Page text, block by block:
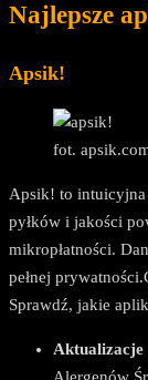
Najlepsze
Apsik!
fot.
Apsik! to intuicyjna
pyłków i jakości
mikropłatności.
pełnej
Sprawdź, jakie
Aktualizacje